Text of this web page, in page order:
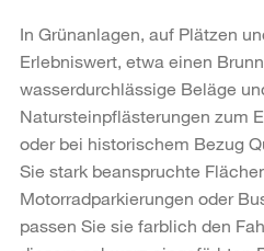
In Grünanlagen, auf Plätzen
Erlebniswert, etwa einen
wasserdurchlässige Beläge
Natursteinpflästerungen zum
oder bei historischem Bezug
Sie stark beanspruchte
Motorradparkierungen oder
passen Sie sie farblich den